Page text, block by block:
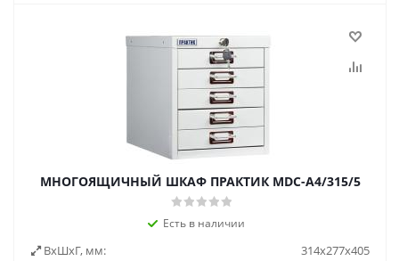
МНОГОЯЩИЧНЫЙ ШКАФ ПРАКТИК MDC-A4/315/5
Есть в наличии
ВxШxГ, мм:
314x277x405